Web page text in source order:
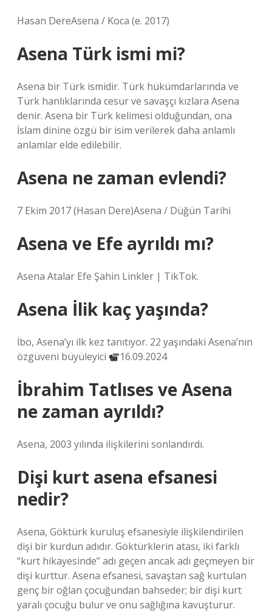
Hasan DereAsena / Koca (e. 2017)
Asena Türk ismi mi?
Asena bir Türk ismidir. Türk hükümdarlarında ve
Türk hanlıklarında cesur ve savaşçı kızlara Asena
denir. Asena bir Türk kelimesi olduğundan, ona
İslam dinine özgü bir isim verilerek daha anlamlı
anlamlar elde edilebilir.
Asena ne zaman evlendi?
7 Ekim 2017 (Hasan Dere)Asena / Düğün Tarihi
Asena ve Efe ayrıldı mı?
Asena Atalar Efe Şahin Linkler | TikTok.
Asena İlik kaç yaşında?
İbo, Asena’yı ilk kez tanıtıyor. 22 yaşındaki Asena’nın
özgüveni büyüleyici
16.09.2024
İbrahim Tatlıses ve Asena
ne zaman ayrıldı?
Asena, 2003 yılında ilişkilerini sonlandırdı.
Dişi kurt asena efsanesi
nedir?
Asena, Göktürk kuruluş efsanesiyle ilişkilendirilen
dişi bir kurdun adıdır. Göktürklerin atası, iki farklı
“kurt hikayesinde” adı geçen ancak adı geçmeyen bir
dişi kurttur. Asena efsanesi, savaştan sağ kurtulan
genç bir oğlan çocuğundan bahseder; bir dişi kurt
yaralı çocuğu bulur ve onu sağlığına kavuşturur.